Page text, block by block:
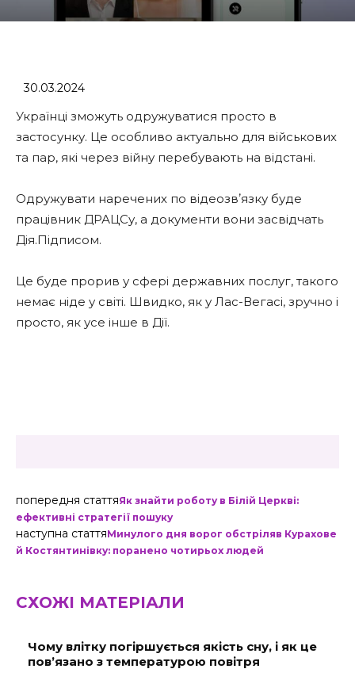
30.03.2024
Українці зможуть одружуватися просто в
застосунку. Це особливо актуально для військових
та пар, які через війну перебувають на відстані.
Одружувати наречених по відеозвʼязку буде
працівник ДРАЦСу, а документи вони засвідчать
Дія.Підписом.
Це буде прорив у сфері державних послуг, такого
немає ніде у світі. Швидко, як у Лас-Вегасі, зручно і
просто, як усе інше в Дії.
попередня статтяЯк знайти роботу в Білій Церкві:
ефективні стратегії пошуку
наступна статтяМинулого дня ворог обстріляв Курахове
й Костянтинівку: поранено чотирьох людей
СХОЖІ МАТЕРІАЛИ
Чому влітку погіршується якість сну, і як це
пов’язано з температурою повітря